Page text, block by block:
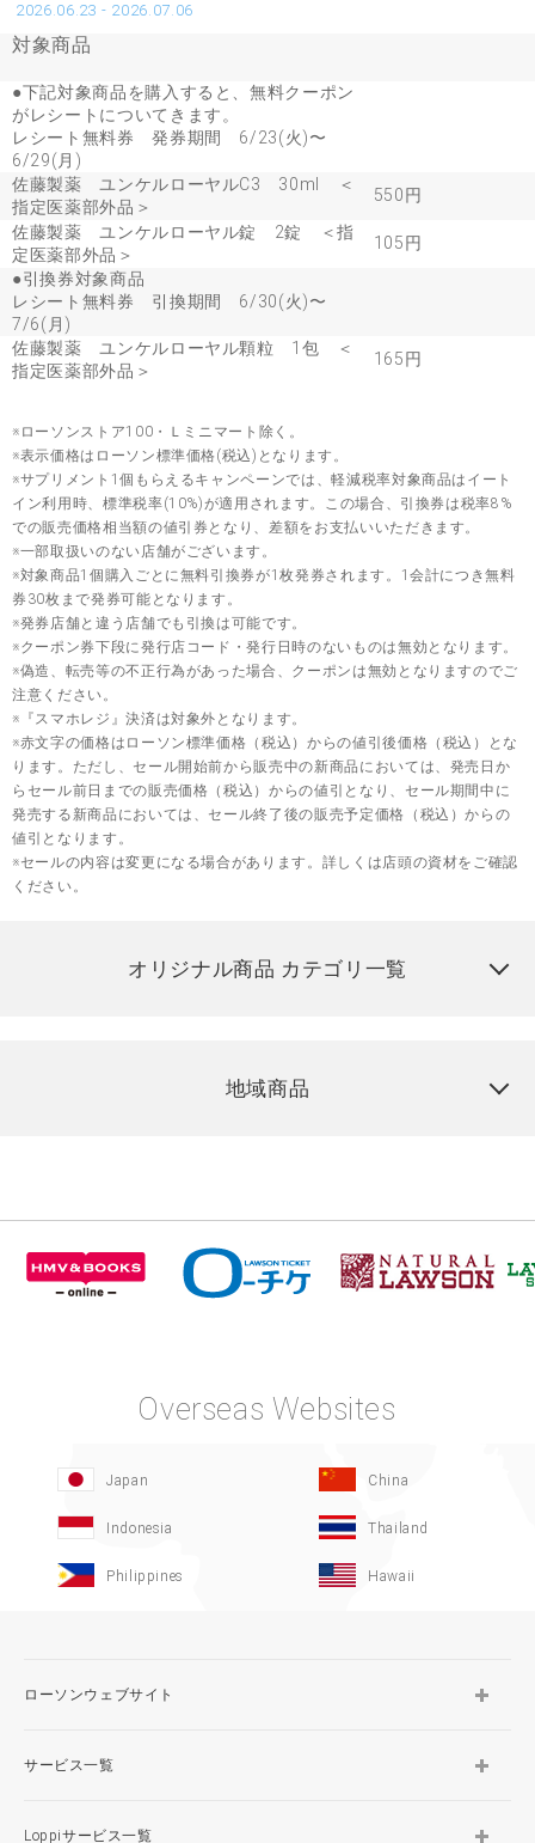
2026.06.23 - 2026.07.06
対象商品
●下記対象商品を購入すると、無料クーポン
がレシートについてきます。
レシート無料券 発券期間 6/23(火)〜
6/29(月)
佐藤製薬 ユンケルローヤルC3 30ml ＜
指定医薬部外品＞
550円
佐藤製薬 ユンケルローヤル錠 2錠 ＜指
定医薬部外品＞
105円
●引換券対象商品
レシート無料券 引換期間 6/30(火)〜
7/6(月)
佐藤製薬 ユンケルローヤル顆粒 1包 ＜
指定医薬部外品＞
165円
※ローソンストア100・Ｌミニマート除く。
※表示価格はローソン標準価格(税込)となります。
※サプリメント1個もらえるキャンペーンでは、軽減税率対象商品はイート
イン利用時、標準税率(10%)が適用されます。この場合、引換券は税率8%
での販売価格相当額の値引券となり、差額をお支払いいただきます。
※一部取扱いのない店舗がございます。
※対象商品1個購入ごとに無料引換券が1枚発券されます。1会計につき無料
券30枚まで発券可能となります。
※発券店舗と違う店舗でも引換は可能です。
※クーポン券下段に発行店コード・発行日時のないものは無効となります。
※偽造、転売等の不正行為があった場合、クーポンは無効となりますのでご
注意ください。
※『スマホレジ』決済は対象外となります。
※赤文字の価格はローソン標準価格（税込）からの値引後価格（税込）とな
ります。ただし、セール開始前から販売中の新商品においては、発売日か
らセール前日までの販売価格（税込）からの値引となり、セール期間中に
発売する新商品においては、セール終了後の販売予定価格（税込）からの
値引となります。
※セールの内容は変更になる場合があります。詳しくは店頭の資材をご確認
ください。
オリジナル商品 カテゴリ一覧
地域商品
Overseas Websites
Japan China
Indonesia Thailand
Philippines Hawaii
ローソンウェブサイト
サービス一覧
Loppiサービス一覧